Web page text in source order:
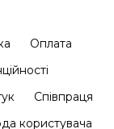
Оплата
Співпраця
користувача